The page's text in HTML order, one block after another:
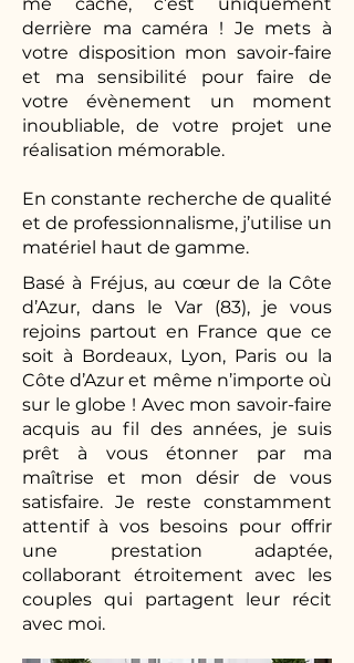
derrière ma caméra ! Je mets à
votre disposition mon savoir-faire
et ma sensibilité pour faire de
votre évènement un moment
inoubliable, de votre projet une
réalisation mémorable.
En constante recherche de qualité
et de professionnalisme, j’utilise un
matériel haut de gamme.
Basé à Fréjus, au cœur de la Côte
d’Azur, dans le Var (83), je vous
rejoins partout en France que ce
soit à Bordeaux, Lyon, Paris ou la
Côte d’Azur et même n’importe où
sur le globe ! Avec mon savoir-faire
acquis au fil des années, je suis
prêt à vous étonner par ma
maîtrise et mon désir de vous
satisfaire. Je reste constamment
attentif à vos besoins pour offrir
une prestation adaptée,
collaborant étroitement avec les
couples qui partagent leur récit
avec moi.